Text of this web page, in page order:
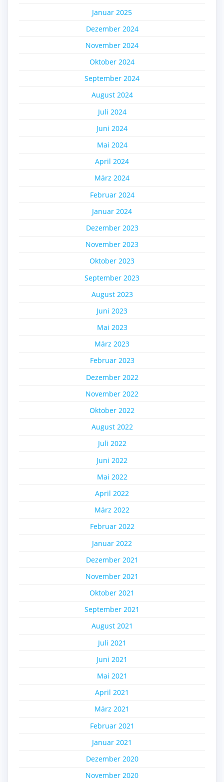
Januar 2025
Dezember 2024
November 2024
Oktober 2024
September 2024
August 2024
Juli 2024
Juni 2024
Mai 2024
April 2024
März 2024
Februar 2024
Januar 2024
Dezember 2023
November 2023
Oktober 2023
September 2023
August 2023
Juni 2023
Mai 2023
März 2023
Februar 2023
Dezember 2022
November 2022
Oktober 2022
August 2022
Juli 2022
Juni 2022
Mai 2022
April 2022
März 2022
Februar 2022
Januar 2022
Dezember 2021
November 2021
Oktober 2021
September 2021
August 2021
Juli 2021
Juni 2021
Mai 2021
April 2021
März 2021
Februar 2021
Januar 2021
Dezember 2020
November 2020